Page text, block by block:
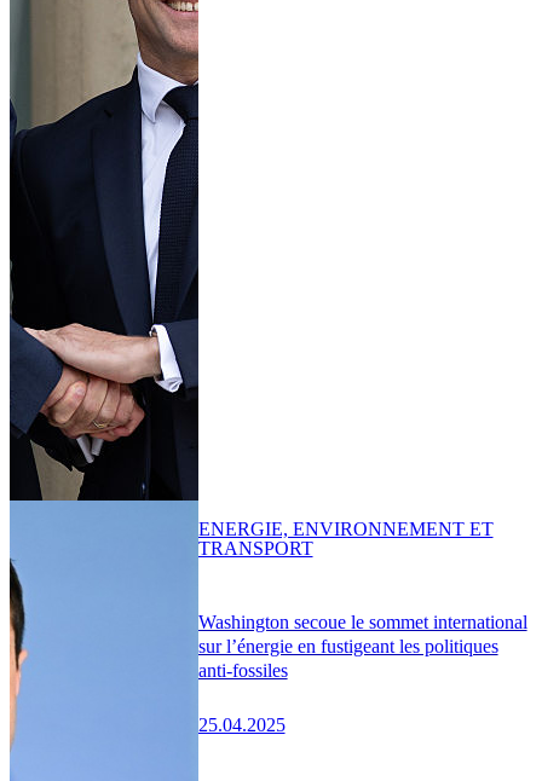
Washington secoue le sommet international
sur l’énergie en fustigeant les politiques
anti-fossiles
25.04.2025
ENERGIE, ENVIRONNEMENT ET
TRANSPORT